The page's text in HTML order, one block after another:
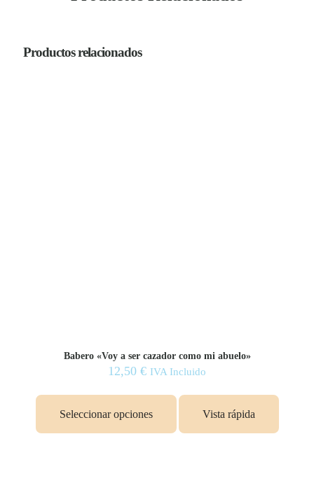
Productos relacionados
Babero «Voy a ser cazador como mi abuelo»
12,50 € IVA Incluido
Seleccionar opciones Vista rápida